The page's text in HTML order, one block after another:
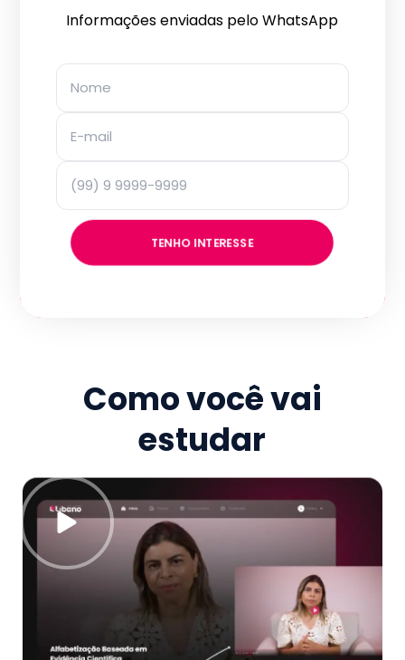
Informações enviadas pelo WhatsApp
TENHO INTERESSE
Como você vai
estudar